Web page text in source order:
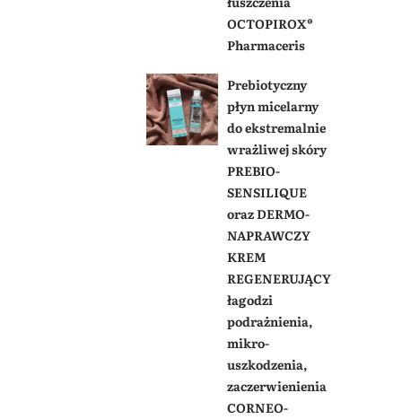
OCTOPIROX®
Pharmaceris
Prebiotyczny
płyn micelarny
do ekstremalnie
wrażliwej skóry
PREBIO-
SENSILIQUE
oraz DERMO-
NAPRAWCZY
KREM
REGENERUJĄCY
łagodzi
podrażnienia,
mikro-
uszkodzenia,
zaczerwienienia
CORNEO-